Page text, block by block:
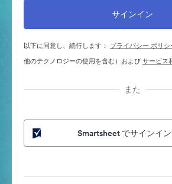
以下に同意し、続行します： プライバシー ポリシ
他のテクノロジーの使用を含む）およびサービス
また
Smartsheet でサインイ